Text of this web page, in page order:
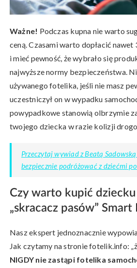
Ważne! Podczas kupna nie warto
ceną. Czasami warto dopłacić
i mieć pewność, że wybrało się
najwyższe normy bezpieczeństwa.
używanego fotelika, jeśli nie masz
uczestniczył on w wypadku
powypadkowe stanowią olbrzymie
twojego dziecka w razie kolizji
Przeczytaj wywiad z Beatą
bezpiecznie podróżować z dziećmi
Czy warto kupić
„skracacz pasów”
Nasz ekspert jednoznacznie
Jak czytamy na stronie fotelik.info:
NIGDY nie zastąpi fotelika